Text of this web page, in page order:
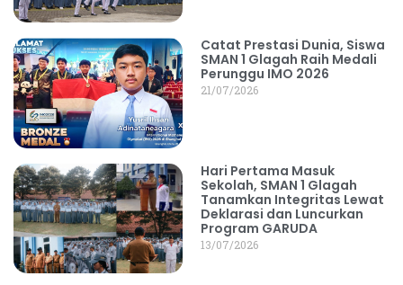
Catat Prestasi Dunia, Siswa
SMAN 1 Glagah Raih Medali
Perunggu IMO 2026
21/07/2026
Hari Pertama Masuk
Sekolah, SMAN 1 Glagah
Tanamkan Integritas Lewat
Deklarasi dan Luncurkan
Program GARUDA
13/07/2026